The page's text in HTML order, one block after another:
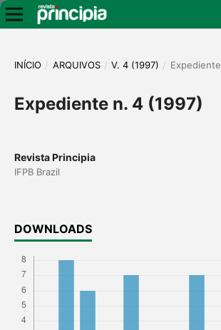
INÍCIO / ARQUIVOS / V. 4 (1997) / Expediente
Expediente n. 4 (1997)
Revista Principia
IFPB Brazil
DOWNLOADS